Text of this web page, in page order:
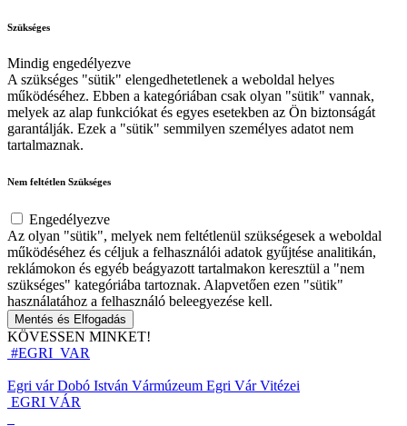
Szükséges
Mindig engedélyezve
A szükséges "sütik" elengedhetetlenek a weboldal helyes
működéséhez. Ebben a kategóriában csak olyan "sütik" vannak,
melyek az alap funkciókat és egyes esetekben az Ön biztonságát
garantálják. Ezek a "sütik" semmilyen személyes adatot nem
tartalmaznak.
Nem feltétlen Szükséges
Engedélyezve
Az olyan "sütik", melyek nem feltétlenül szükségesek a weboldal
működéséhez és céljuk a felhasználói adatok gyűjtése analitikán,
reklámokon és egyéb beágyazott tartalmakon keresztül a "nem
szükséges" kategóriába tartoznak. Alapvetően ezen "sütik"
használatához a felhasználó beleegyezése kell.
Mentés és Elfogadás
KÖVESSEN MINKET!
#EGRI_VAR
Egri várDobó István Vármúzeum Egri Vár Vitézei
EGRI VÁR